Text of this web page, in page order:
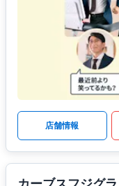
店舗情報